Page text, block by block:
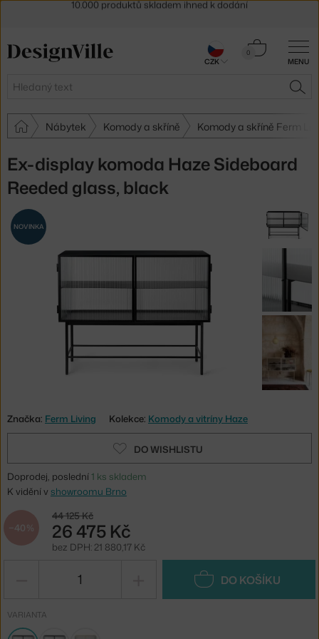
MENU
Hledat
0
Košík
Nábytek Komody a skříně Komody a skříně Ferm
Ex-display komoda Haze Sideboard
Reeded glass, black
NOVINKA
Značka: Ferm Living Kolekce: Komody a vitríny Haze
DO WISHLISTU
Doprodej, poslední1 ks skladem
K vidění v showroomu Brno
−40 %
44 125 Kč
26 475 Kč
bez DPH: 21 880,17 Kč
DO KOŠÍKU
VARIANTA
30 dní na vrácení zboží
CZK